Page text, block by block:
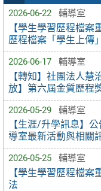
2026-06-22 輔導室
【學生學習歷程檔
歷程檔案「學生上傳
2026-06-17 輔導室
【轉知】社團法人
放】第六屆金質歷程
2026-05-29 輔導室
【生涯/升學訊息】
導室最新活動與相關
2026-05-25 輔導室
【學生學習歷程檔
法